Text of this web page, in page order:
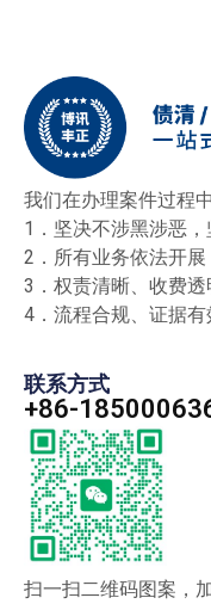
我们在办理案件过程
1．坚决不涉黑涉恶，
2．所有业务依法开展
3．权责清晰、收费透
4．流程合规、证据有
联系方式
+86-
扫一扫二维码图案，